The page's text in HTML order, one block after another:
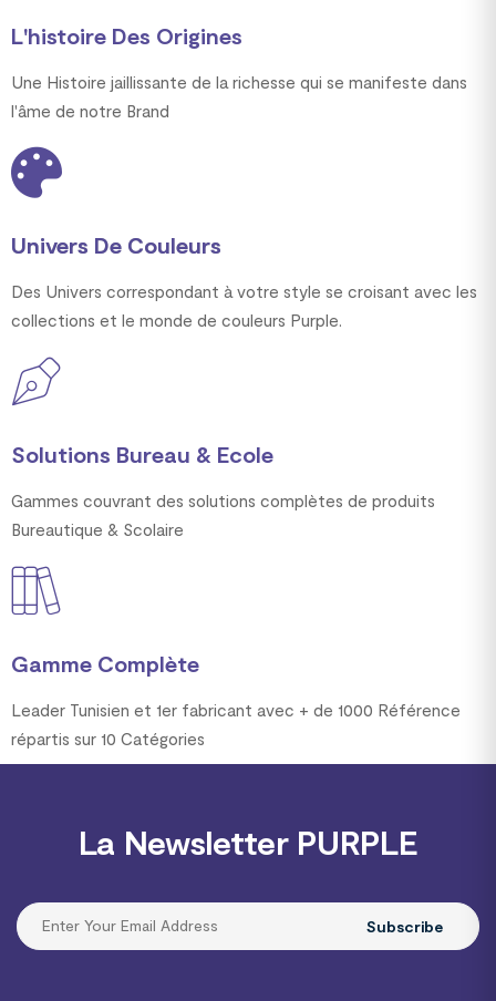
L'histoire Des Origines
Une Histoire jaillissante de la richesse qui se manifeste dans
l'âme de notre Brand
Univers De Couleurs
Des Univers correspondant à votre style se croisant avec les
collections et le monde de couleurs Purple.
Solutions Bureau & Ecole
Gammes couvrant des solutions complètes de produits
Bureautique & Scolaire
Gamme Complète
Leader Tunisien et 1er fabricant avec + de 1000 Référence
répartis sur 10 Catégories
La Newsletter PURPLE
Subscribe